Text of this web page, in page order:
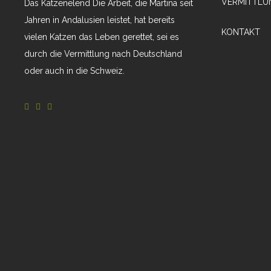
Das Katzenelend Die Arbeit, die Martina seit
Jahren in Andalusien leistet, hat bereits
vielen Katzen das Leben gerettet, sei es
durch die Vermittlung nach Deutschland
oder auch in die Schweiz.
KONTAKT